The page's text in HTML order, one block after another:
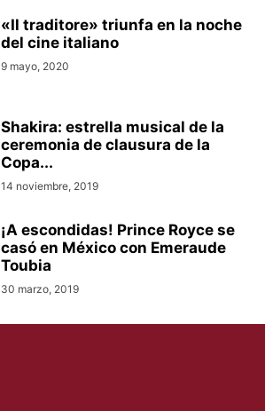
«Il traditore» triunfa en la noche
del cine italiano
9 mayo, 2020
Shakira: estrella musical de la
ceremonia de clausura de la
Copa...
14 noviembre, 2019
¡A escondidas! Prince Royce se
casó en México con Emeraude
Toubia
30 marzo, 2019